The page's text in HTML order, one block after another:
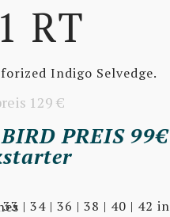
RT
Indigo Selvedge.
129 €
PREIS 99€
| 40 | 42 in Inches